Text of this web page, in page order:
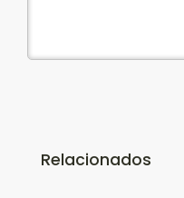
Relacionados